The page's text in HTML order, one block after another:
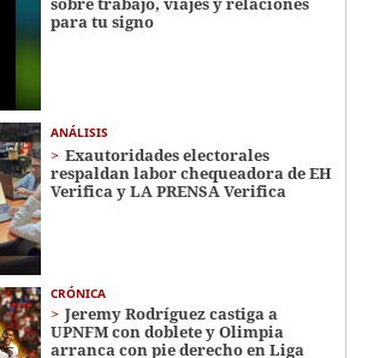
para tu signo
ANÁLISIS
Exautoridades electorales
respaldan labor chequeadora de EH
Verifica y LA PRENSA Verifica
CRÓNICA
Jeremy Rodríguez castiga a
UPNFM con doblete y Olimpia
arranca con pie derecho en Liga